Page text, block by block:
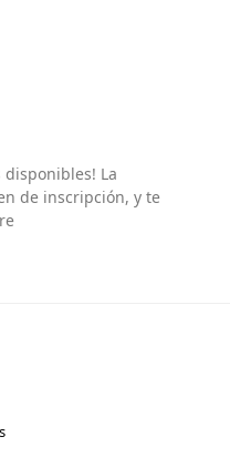
disponibles! La
de inscripción, y te